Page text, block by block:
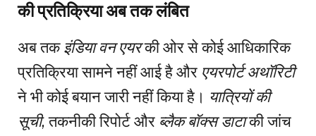
की प्रतिक्रिया अब तक लंबित
अब तकइंडिया वन एयरकी ओर से कोई आधिकारिक
प्रतिक्रिया सामने नहीं आई है और एयरपोर्ट अथॉरिटी
ने भी कोई बयान जारी नहीं किया है। यात्रियों की
सूची, तकनीकी रिपोर्ट और ब्लैक बॉक्स डाटाकी जांच